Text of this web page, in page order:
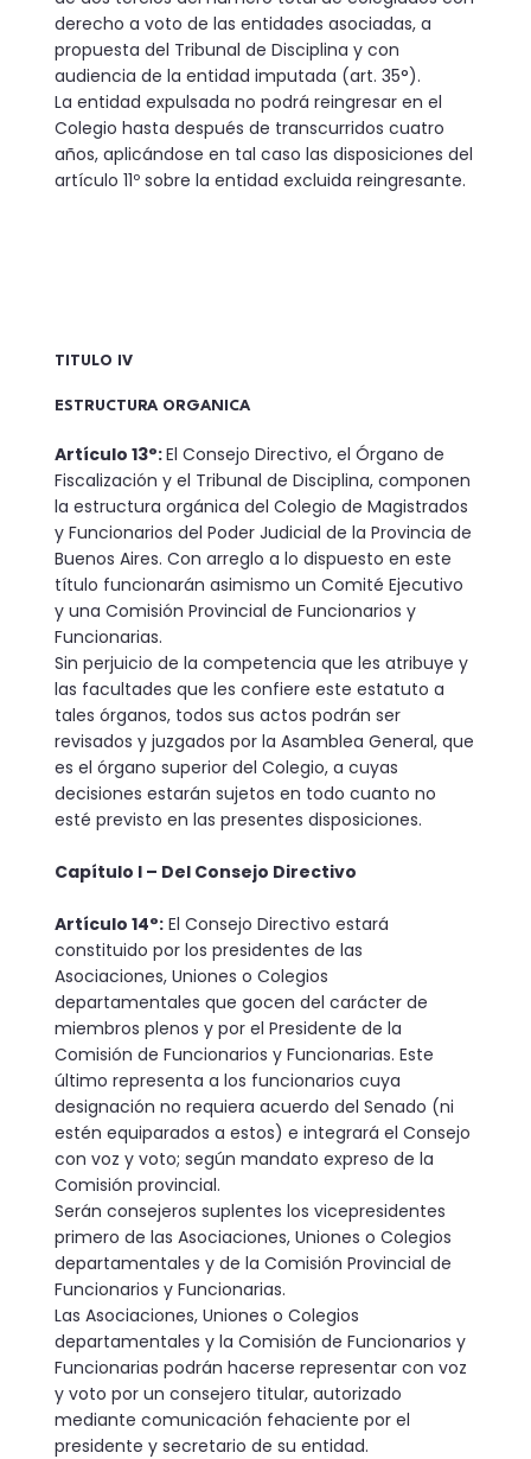
derecho a voto de las entidades asociadas, a
propuesta del Tribunal de Disciplina y con
audiencia de la entidad imputada (art. 35°).
La entidad expulsada no podrá reingresar en el
Colegio hasta después de transcurridos cuatro
años, aplicándose en tal caso las disposiciones del
artículo 11º sobre la entidad excluida reingresante.
TITULO IV
ESTRUCTURA ORGANICA
Artículo 13°:El Consejo Directivo, el Órgano de
Fiscalización y el Tribunal de Disciplina, componen
la estructura orgánica del Colegio de Magistrados
y Funcionarios del Poder Judicial de la Provincia de
Buenos Aires. Con arreglo a lo dispuesto en este
título funcionarán asimismo un Comité Ejecutivo
y una Comisión Provincial de Funcionarios y
Funcionarias.
Sin perjuicio de la competencia que les atribuye y
las facultades que les confiere este estatuto a
tales órganos, todos sus actos podrán ser
revisados y juzgados por la Asamblea General, que
es el órgano superior del Colegio, a cuyas
decisiones estarán sujetos en todo cuanto no
esté previsto en las presentes disposiciones.
Capítulo I – Del Consejo Directivo
Artículo 14°:El Consejo Directivo estará
constituido por los presidentes de las
Asociaciones, Uniones o Colegios
departamentales que gocen del carácter de
miembros plenos y por el Presidente de la
Comisión de Funcionarios y Funcionarias. Este
último representa a los funcionarios cuya
designación no requiera acuerdo del Senado (ni
estén equiparados a estos) e integrará el Consejo
con voz y voto; según mandato expreso de la
Comisión provincial.
Serán consejeros suplentes los vicepresidentes
primero de las Asociaciones, Uniones o Colegios
departamentales y de la Comisión Provincial de
Funcionarios y Funcionarias.
­Las Asociaciones, Uniones o Colegios
departamentales y la Comisión de Funcionarios y
Funcionarias podrán hacerse representar con voz
y voto por un consejero titular, autorizado
mediante comunicación fehaciente por el
presidente y secretario de su entidad.